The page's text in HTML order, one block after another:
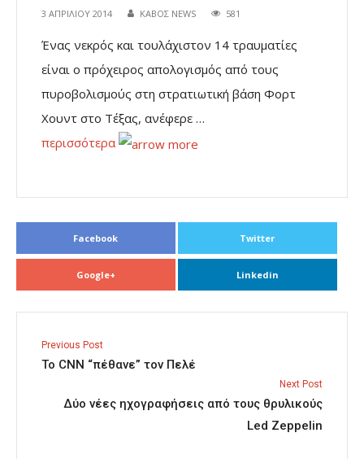
3 ΑΠΡΙΛΊΟΥ 2014 ΚΑΒΟΣ NEWS 581
Ένας νεκρός και τουλάχιστον 14 τραυματίες
είναι ο πρόχειρος απολογισμός από τους
πυροβολισμούς στη στρατιωτική βάση Φορτ
Χουντ στο Τέξας, ανέφερε …
περισσότερα
Facebook Twitter
Google+ Linkedin
Previous Post
Το CNN “πέθανε” τον Πελέ
Next Post
Δύο νέες ηχογραφήσεις από τους θρυλικούς
Led Zeppelin